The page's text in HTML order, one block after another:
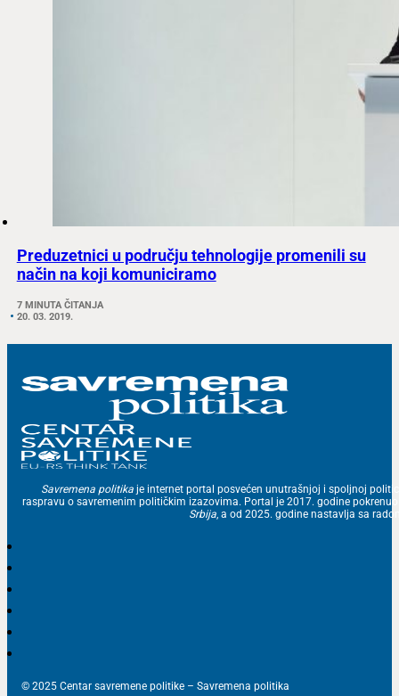
Preduzetnici u području tehnologije promenili su
način na koji komuniciramo
7 MINUTA ČITANJA
20. 03. 2019.
Savremena politika je internet portal posvećen unutrašnjoj i spoljnoj
raspravu o savremenim političkim izazovima. Portal je 2017. godine
Srbija, a od 2025. godine nastavlja sa
© 2025 Centar savremene politike – Savremena politika